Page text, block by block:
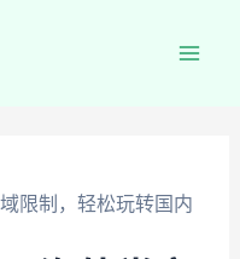
限制，轻松玩转国内